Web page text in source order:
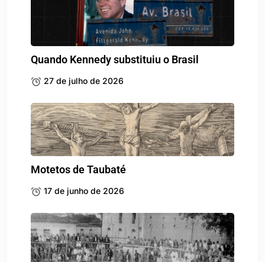
Quando Kennedy substituiu o Brasil
27 de julho de 2026
Motetos de Taubaté
17 de junho de 2026